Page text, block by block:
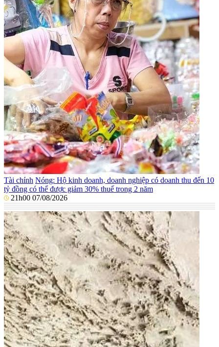
Tài chính Nóng: Hộ kinh doanh, doanh nghiệp có doanh thu đến 10
tỷ đồng có thể được giảm 30% thuế trong 2 năm
21h00 07/08/2026